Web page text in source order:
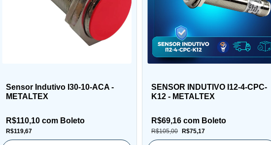
Sensor Indutivo I30-10-ACA -
METALTEX
R$119,67
R$110,10 com Boleto
SENSOR INDUTIVO I12-4-CPC-
K12 - METALTEX
R$105,00 R$75,17
R$69,16 com Boleto